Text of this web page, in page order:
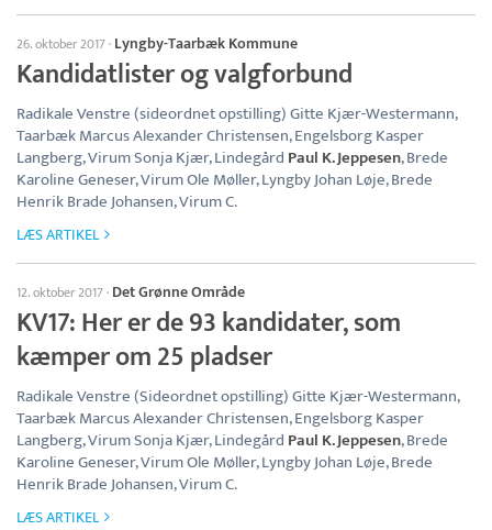
26. oktober 2017· Lyngby-Taarbæk Kommune
Kandidatlister og valgforbund
Radikale Venstre (sideordnet opstilling) Gitte Kjær-Westermann,
Taarbæk Marcus Alexander Christensen, Engelsborg Kasper
Langberg, Virum Sonja Kjær, Lindegård Paul K. Jeppesen, Brede
Karoline Geneser, Virum Ole Møller, Lyngby Johan Løje, Brede
Henrik Brade Johansen, Virum C.
LÆS ARTIKEL
12. oktober 2017· Det Grønne Område
KV17: Her er de 93 kandidater, som
kæmper om 25 pladser
Radikale Venstre (Sideordnet opstilling) Gitte Kjær-Westermann,
Taarbæk Marcus Alexander Christensen, Engelsborg Kasper
Langberg, Virum Sonja Kjær, Lindegård Paul K. Jeppesen, Brede
Karoline Geneser, Virum Ole Møller, Lyngby Johan Løje, Brede
Henrik Brade Johansen, Virum C.
LÆS ARTIKEL